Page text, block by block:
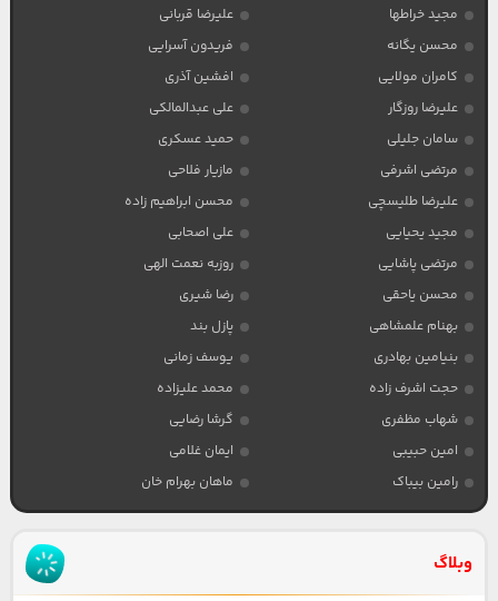
مجید خراطها
علیرضا قربانی
محسن یگانه
فریدون آسرایی
کامران مولایی
افشین آذری
علیرضا روزگار
علی عبدالمالکی
سامان جلیلی
حمید عسکری
مرتضی اشرفی
مازیار فلاحی
علیرضا طلیسچی
محسن ابراهیم زاده
مجید یحیایی
علی اصحابی
مرتضی پاشایی
روزبه نعمت الهی
محسن یاحقی
رضا شیری
بهنام علمشاهی
پازل بند
بنیامین بهادری
یوسف زمانی
حجت اشرف زاده
محمد علیزاده
شهاب مظفری
گرشا رضایی
امین حبیبی
ایمان غلامی
رامین بیباک
ماهان بهرام خان
وبلاگ